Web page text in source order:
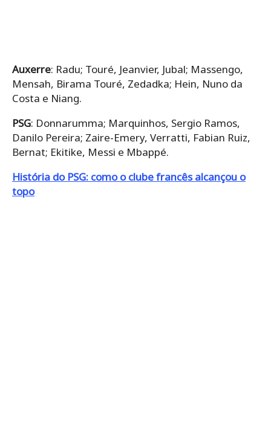
Auxerre: Radu; Touré, Jeanvier, Jubal; Massengo,
Mensah, Birama Touré, Zedadka; Hein, Nuno da
Costa e Niang.
PSG: Donnarumma; Marquinhos, Sergio Ramos,
Danilo Pereira; Zaire-Emery, Verratti, Fabian Ruiz,
Bernat; Ekitike, Messi e Mbappé.
História do PSG: como o clube francês alcançou o
topo